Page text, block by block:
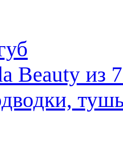
Beauty из